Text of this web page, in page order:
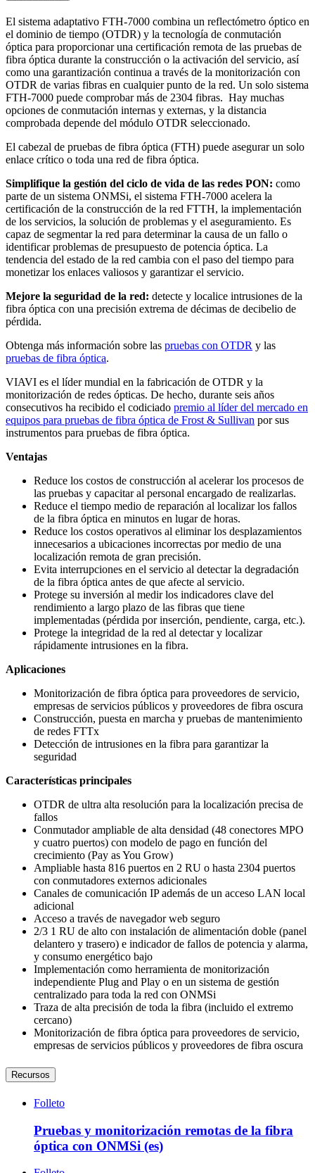
El sistema adaptativo FTH-7000 combina un reflectómetro óptico en
el dominio de tiempo (OTDR) y la tecnología de conmutación
óptica para proporcionar una certificación remota de las pruebas de
fibra óptica durante la construcción o la activación del servicio, así
como una garantización continua a través de la monitorización con
OTDR de varias fibras en cualquier punto de la red. Un solo sistema
FTH-7000 puede comprobar más de 2304 fibras. Hay muchas
opciones de conmutación internas y externas, y la distancia
comprobada depende del módulo OTDR seleccionado.
El cabezal de pruebas de fibra óptica (FTH) puede asegurar un solo
enlace crítico o toda una red de fibra óptica.
Simplifique la gestión del ciclo de vida de las redes PON: como
parte de un sistema ONMSi, el sistema FTH-7000 acelera la
certificación de la construcción de la red FTTH, la implementación
de los servicios, la solución de problemas y el aseguramiento. Es
capaz de segmentar la red para determinar la causa de un fallo o
identificar problemas de presupuesto de potencia óptica. La
tendencia del estado de la red cambia con el paso del tiempo para
monetizar los enlaces valiosos y garantizar el servicio.
Mejore la seguridad de la red: detecte y localice intrusiones de la
fibra óptica con una precisión extrema de décimas de decibelio de
pérdida.
Obtenga más información sobre las pruebas con OTDR y las
pruebas de fibra óptica.
VIAVI es el líder mundial en la fabricación de OTDR y la
monitorización de redes ópticas. De hecho, durante seis años
consecutivos ha recibido el codiciado premio al líder del mercado en
equipos para pruebas de fibra óptica de Frost & Sullivan por sus
instrumentos para pruebas de fibra óptica.
Ventajas
Reduce los costos de construcción al acelerar los procesos de
las pruebas y capacitar al personal encargado de realizarlas.
Reduce el tiempo medio de reparación al localizar los fallos
de la fibra óptica en minutos en lugar de horas.
Reduce los costos operativos al eliminar los desplazamientos
innecesarios a ubicaciones incorrectas por medio de una
localización remota de gran precisión.
Evita interrupciones en el servicio al detectar la degradación
de la fibra óptica antes de que afecte al servicio.
Protege su inversión al medir los indicadores clave del
rendimiento a largo plazo de las fibras que tiene
implementadas (pérdida por inserción, pendiente, carga, etc.).
Protege la integridad de la red al detectar y localizar
rápidamente intrusiones en la fibra.
Aplicaciones
Monitorización de fibra óptica para proveedores de servicio,
empresas de servicios públicos y proveedores de fibra oscura
Construcción, puesta en marcha y pruebas de mantenimiento
de redes FTTx
Detección de intrusiones en la fibra para garantizar la
seguridad
Características principales
OTDR de ultra alta resolución para la localización precisa de
fallos
Conmutador ampliable de alta densidad (48 conectores MPO
y cuatro puertos) con modelo de pago en función del
crecimiento (Pay as You Grow)
Ampliable hasta 816 puertos en 2 RU o hasta 2304 puertos
con conmutadores externos adicionales
Canales de comunicación IP además de un acceso LAN local
adicional
Acceso a través de navegador web seguro
2/3 1 RU de alto con instalación de alimentación doble (panel
delantero y trasero) e indicador de fallos de potencia y alarma,
y consumo energético bajo
Implementación como herramienta de monitorización
independiente Plug and Play o en un sistema de gestión
centralizado para toda la red con ONMSi
Traza de alta precisión de toda la fibra (incluido el extremo
cercano)
Monitorización de fibra óptica para proveedores de servicio,
empresas de servicios públicos y proveedores de fibra oscura
Recursos
Folleto
Pruebas y monitorización remotas de la fibra
óptica con ONMSi (es)